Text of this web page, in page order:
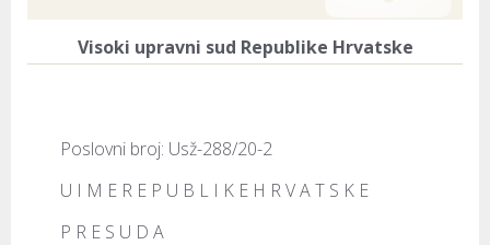
Visoki upravni sud Republike Hrvatske
Poslovni broj: Usž-288/20-2
U I M E R E P U B L I K E H R V A T S K E
P R E S U D A